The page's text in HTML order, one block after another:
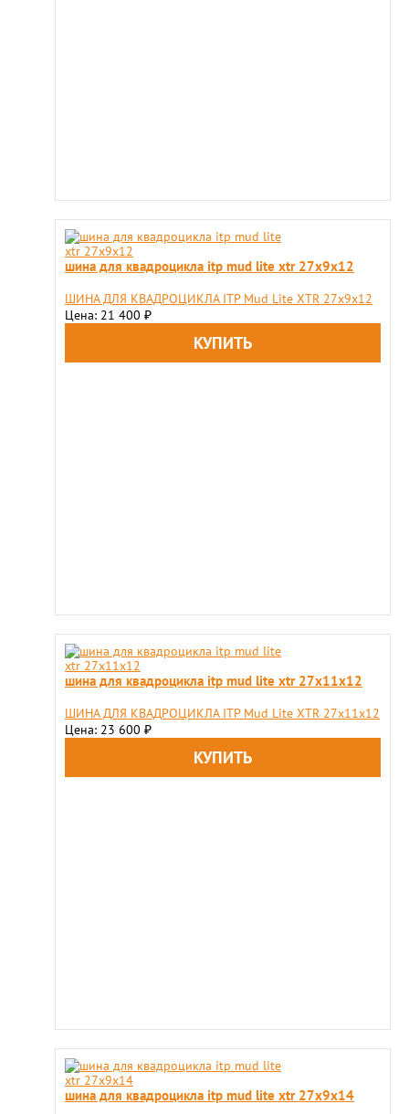
шина для квадроцикла itp mud lite xtr 27х9х12
ШИНА ДЛЯ КВАДРОЦИКЛА ITP Mud Lite XTR 27х9х12
Цена: 21 400 ₽
шина для квадроцикла itp mud lite xtr 27х11х12
ШИНА ДЛЯ КВАДРОЦИКЛА ITP Mud Lite XTR 27х11х12
Цена: 23 600 ₽
шина для квадроцикла itp mud lite xtr 27х9х14